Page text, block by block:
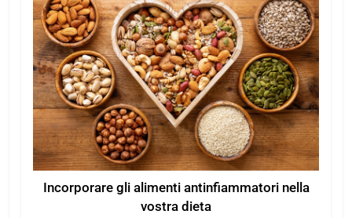
Incorporare gli alimenti antinfiammatori nella
vostra dieta